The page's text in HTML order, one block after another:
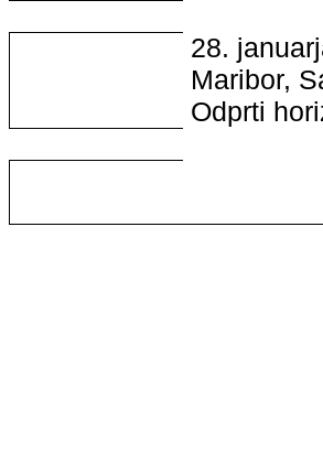
28.
Maribor,
Odprti